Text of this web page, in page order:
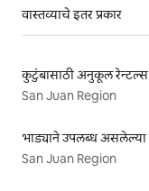
वास्तव्याचे इतर प्रकार
कुटुंबासाठी अनुकूल रेन्टल्स
San Juan Region
San Juan Region